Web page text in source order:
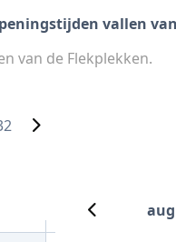
vallen van
van de Flekplekken.